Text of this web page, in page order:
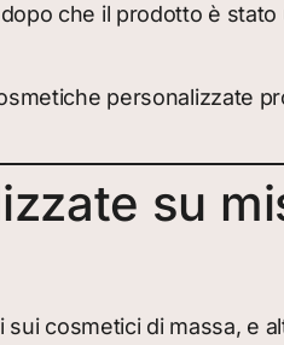
che il prodotto è
personalizzate
su
cosmetici di massa, e